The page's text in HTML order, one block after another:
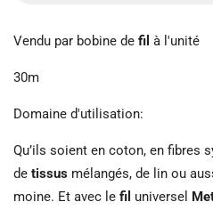
Vendu par bobine de fil à l'unité
30m
Domaine d'utilisation:
Qu’ils soient en coton, en fibres
de tissus mélangés, de lin ou
moine. Et avec le fil universel